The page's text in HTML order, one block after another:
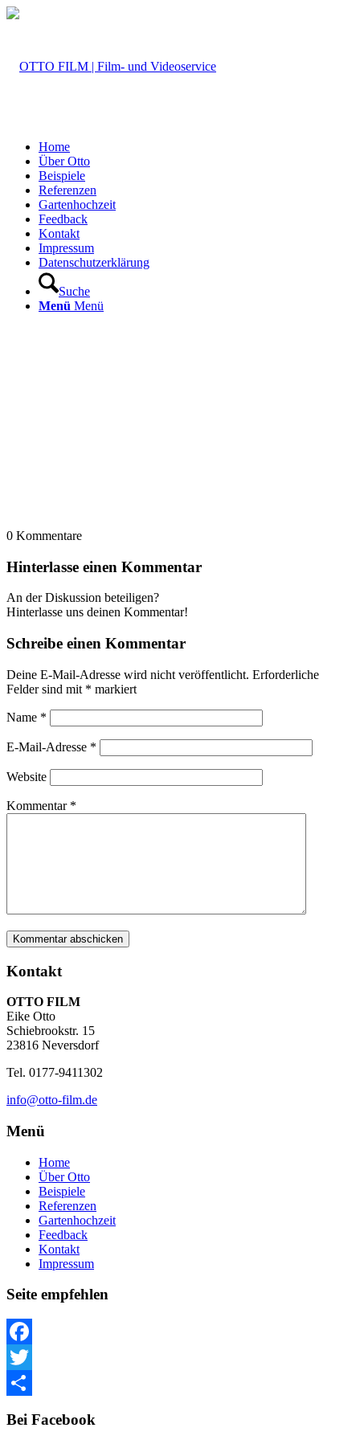
Home
Über Otto
Beispiele
Referenzen
Gartenhochzeit
Feedback
Kontakt
Impressum
Datenschutzerklärung
Suche
Menü Menü
0 Kommentare
Hinterlasse einen Kommentar
An der Diskussion beteiligen?
Hinterlasse uns deinen Kommentar!
Schreibe einen Kommentar
Deine E-Mail-Adresse wird nicht veröffentlicht. Erforderliche
Felder sind mit * markiert
Name *
E-Mail-Adresse *
Website
Kommentar *
Kontakt
OTTO FILM
Eike Otto
Schiebrookstr. 15
23816 Neversdorf
Tel. 0177-9411302
info@otto-film.de
Menü
Home
Über Otto
Beispiele
Referenzen
Gartenhochzeit
Feedback
Kontakt
Impressum
Seite empfehlen
Facebook
Twitter
Bei Facebook